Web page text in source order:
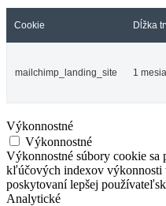
Cookie Dĺžka
mailchimp_landing_site 1
Výkonnostné
Výkonnostné
Výkonnostné súbory cookie sa
kľúčových indexov výkonnosti
poskytovaní lepšej
Analytické